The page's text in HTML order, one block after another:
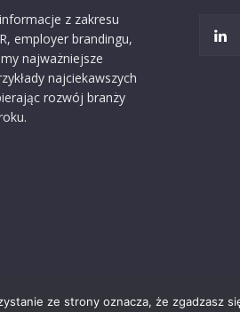
z zakresu
employer brandingu,
najważniejsze
najciekawszych
rozwój branży
ze strony oznacza, że zgadzasz